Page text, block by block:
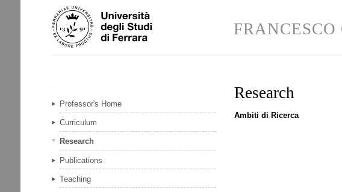
Skip
to
content.
Personal
tools
FRANCESCO
Research
Ambiti di Ricerca
Professor's Home
Curriculum
Research
Publications
Teaching